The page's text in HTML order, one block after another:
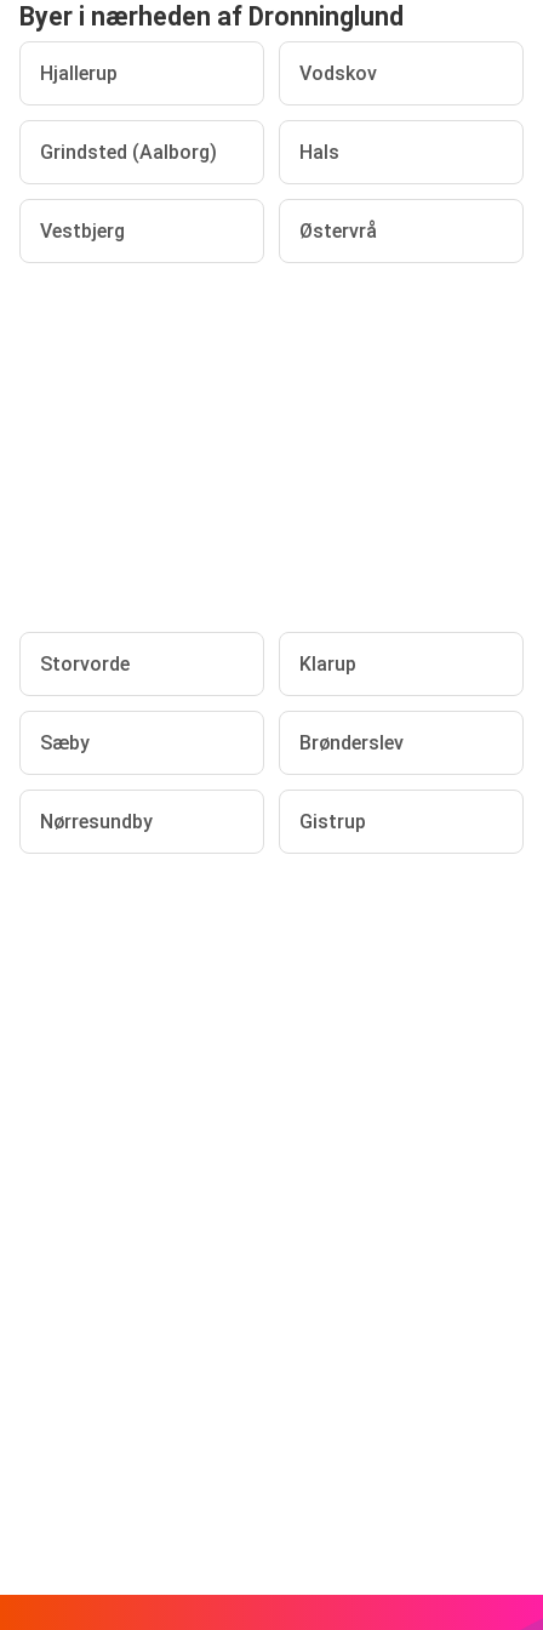
Byer i nærheden af Dronninglund
Hjallerup Vodskov
Grindsted (Aalborg) Hals
Vestbjerg Østervrå
Storvorde Klarup
Sæby Brønderslev
Nørresundby Gistrup